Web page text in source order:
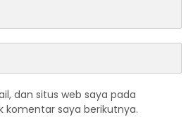
dan situs web saya pada
komentar saya berikutnya.